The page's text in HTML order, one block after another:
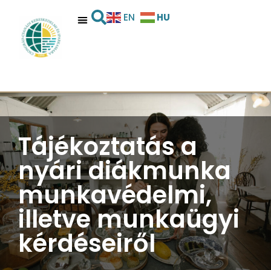
EN HU
Tájékoztatás a
nyári diákmunka
munkavédelmi,
illetve munkaügyi
kérdéseiről